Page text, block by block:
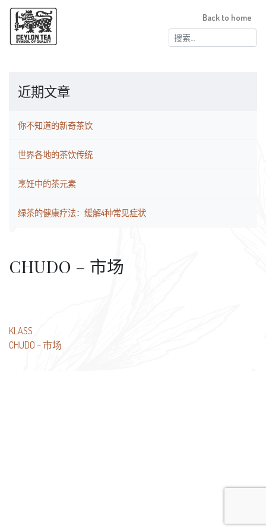
搜
索：
Back to home
近期文章
你不知道的新奇茶饮
世界各地的茶饮传统
烹饪中的茶元素
绿茶的健康疗法：缓解4种常见症状
CHUDO – 市场
文
章
KLASS
CHUDO – 市场